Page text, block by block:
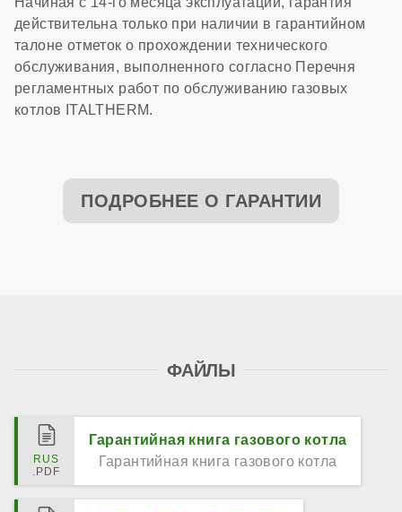
действительна только при наличии в гарантийном
талоне отметок о прохождении технического
обслуживания, выполненного согласно Перечня
регламентных работ по обслуживанию газовых
котлов ITALTHERM.
ПОДРОБНЕЕ О ГАРАНТИИ
ФАЙЛЫ
Гарантийная книга газового котла
Гарантийная книга газового котла